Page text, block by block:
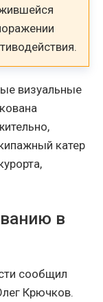
визуальные
катер
в
сообщил
Крючков.